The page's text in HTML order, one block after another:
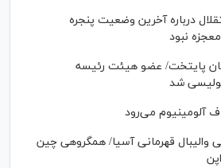
درباره آخرین وضعیت پنجره
نبود
پایتخت/ عضو هیئت رئیسه
شد
آلومینیوم می‌رود
والیبال قهرمانی آسیا/ همگروهی چین